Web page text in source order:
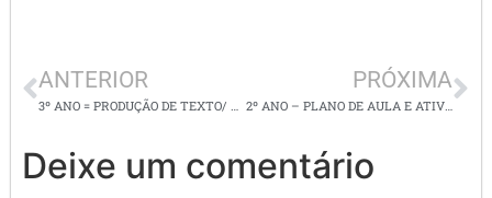
ANTERIOR
3º ANO = PRODUÇÃO DE TEXTO/ DITADO E ORTOGRAFIA
PRÓXIMA
2º ANO – PLANO DE AULA E ATIVIDADES DE LÍNGUA PORTUGUESA/PRODUÇÃO ESCRITA E AUTODITADO
Deixe um comentário